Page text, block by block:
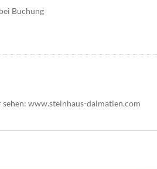
Buchung
www.steinhaus-dalmatien.com